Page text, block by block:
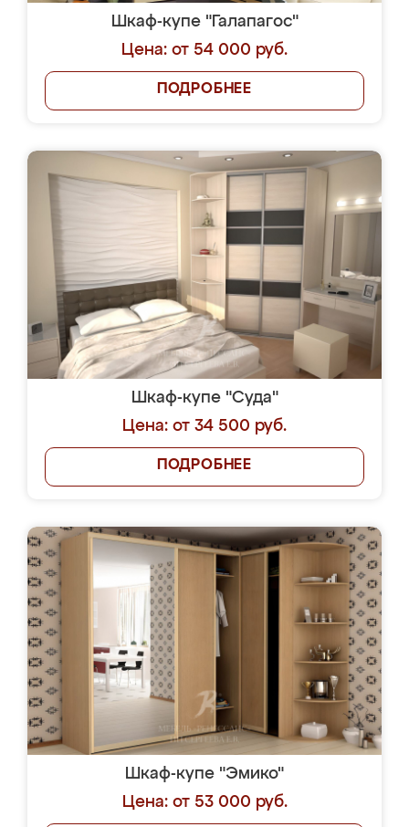
Шкаф-купе "Галапагос"
Цена: от 54 000 руб.
ПОДРОБНЕЕ
Шкаф-купе "Суда"
Цена: от 34 500 руб.
ПОДРОБНЕЕ
Шкаф-купе "Эмико"
Цена: от 53 000 руб.